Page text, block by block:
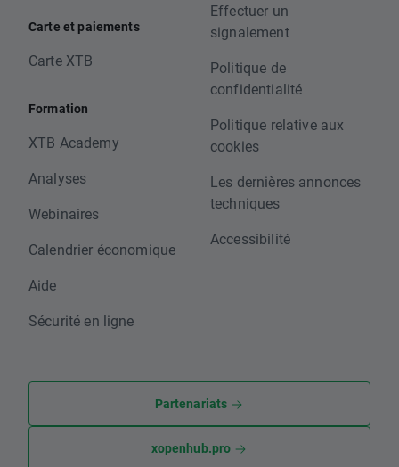
Carte et paiements
Carte XTB
Formation
XTB Academy
Analyses
Webinaires
Calendrier économique
Aide
Sécurité en ligne
Effectuer un
signalement
Politique de
confidentialité
Politique relative aux
cookies
Les dernières annonces
techniques
Accessibilité
Partenariats
xopenhub.pro